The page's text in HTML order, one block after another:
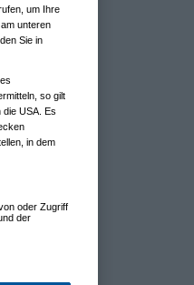
um Ihre
unteren
Sie in
so gilt
die USA. Es
in dem
oder Zugriff
der